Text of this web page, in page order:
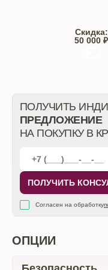
Скидка:
50 000 ₽
ПОЛУЧИТЬ
ПРЕДЛОЖЕНИЕ
НА ПОКУПКУ В
ПОЛУЧИТЬ
Согласен на обработку
ОПЦИИ